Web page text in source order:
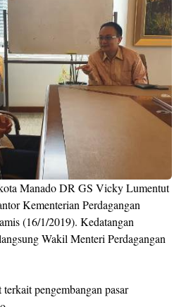
Manado DR GS Vicky Lumentut
Kementerian Perdagangan
(16/1/2019). Kedatangan
Wakil Menteri Perdagangan
pengembangan pasar